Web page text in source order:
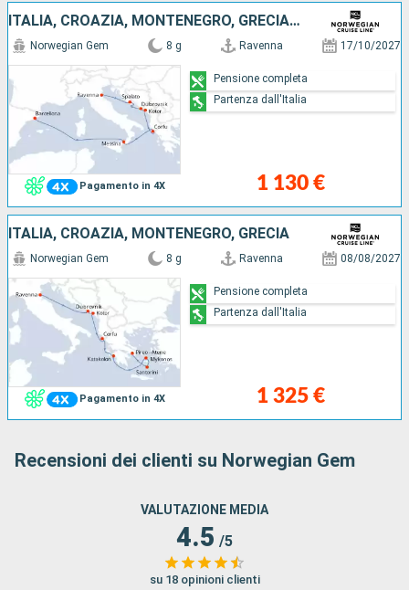
ITALIA, CROAZIA, MONTENEGRO, GRECIA, SPAGNA
Pagamento in 4X
Norwegian Gem 8 g Ravenna 17/10/2027
1 130 €
Pensione completa
Partenza dall'Italia
ITALIA, CROAZIA, MONTENEGRO, GRECIA
Pagamento in 4X
Norwegian Gem 8 g Ravenna 08/08/2027
1 325 €
Pensione completa
Partenza dall'Italia
Recensioni dei clienti su Norwegian Gem
VALUTAZIONE MEDIA
4.5 /5
su 18 opinioni clienti